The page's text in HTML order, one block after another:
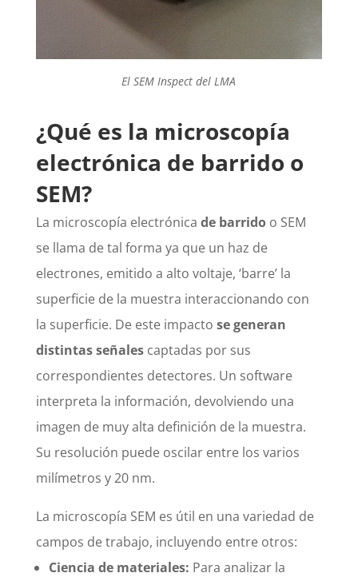
El SEM Inspect del LMA
¿Qué es la microscopía
electrónica de barrido o
SEM?
La microscopía electrónica de barridoo SEM
se llama de tal forma ya que un haz de
electrones, emitido a alto voltaje, ‘barre’ la
superficie de la muestra interaccionando con
la superficie. De este impacto se generan
distintas señalescaptadas por sus
correspondientes detectores. Un software
interpreta la información, devolviendo una
imagen de muy alta definición de la muestra.
Su resolución puede oscilar entre los varios
milímetros y 20 nm.
La microscopía SEM es útil en una variedad de
campos de trabajo, incluyendo entre otros:
Ciencia de materiales: Para analizar la